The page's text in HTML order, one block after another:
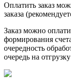
Оплатить заказ
заказа
Заказ можно
формирования
очередность
очередь на